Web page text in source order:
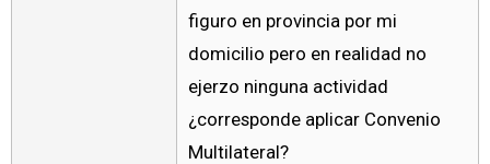
figuro en provincia por mi
domicilio pero en realidad no
ejerzo ninguna actividad
¿corresponde aplicar Convenio
Multilateral?